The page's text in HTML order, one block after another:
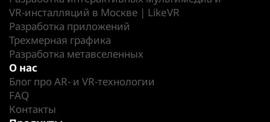
VR-инсталляций в Москве | LikeVR
Разработка приложений
Трехмерная графика
Разработка метавселенных
О нас
Блог про AR- и VR-технологии
FAQ
Контакты